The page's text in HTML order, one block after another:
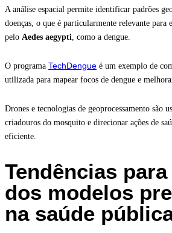
A análise espacial permite identificar padrões
doenças, o que é particularmente relevante para
pelo Aedes aegypti , como a dengue.
O programa TechDengue é um exemplo de
utilizada para mapear focos de dengue e
Drones e tecnologias de geoprocessamento são
criadouros do mosquito e direcionar ações de
eficiente.
Tendências
dos modelos
na saúde